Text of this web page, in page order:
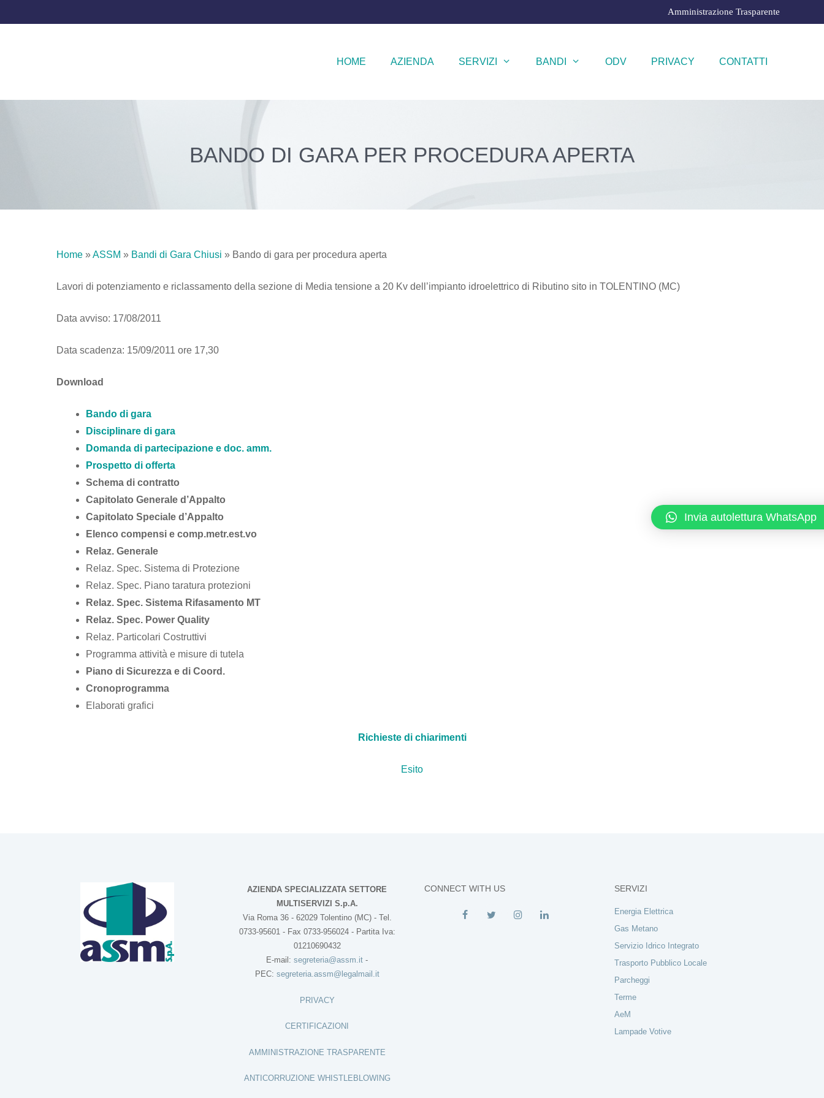
Amministrazione Trasparente
HOME AZIENDA SERVIZI BANDI ODV PRIVACY CONTATTI
BANDO DI GARA PER PROCEDURA APERTA
Home »ASSM » Bandi di Gara Chiusi » Bando di gara per procedura aperta
Lavori di potenziamento e riclassamento della sezione di Media tensione a 20 Kv dell’impianto idroelettrico di Ributino sito in TOLENTINO (MC)
Data avviso: 17/08/2011
Data scadenza: 15/09/2011 ore 17,30
Download
Bando di gara
Disciplinare di gara
Domanda di partecipazione e doc. amm.
Prospetto di offerta
Schema di contratto
Capitolato Generale d’Appalto
Capitolato Speciale d’Appalto
Elenco compensi e comp.metr.est.vo
Relaz. Generale
Relaz. Spec. Sistema di Protezione
Relaz. Spec. Piano taratura protezioni
Relaz. Spec. Sistema Rifasamento MT
Relaz. Spec. Power Quality
Relaz. Particolari Costruttivi
Programma attività e misure di tutela
Piano di Sicurezza e di Coord.
Cronoprogramma
Elaborati grafici
Richieste di chiarimenti
Esito
AZIENDA SPECIALIZZATA SETTORE
MULTISERVIZI S.p.A.
Via Roma 36 - 62029 Tolentino (MC) - Tel.
0733-95601 - Fax 0733-956024 - Partita Iva:
01210690432
E-mail: segreteria@assm.it -
PEC: segreteria.assm@legalmail.it
PRIVACY
CERTIFICAZIONI
AMMINISTRAZIONE TRASPARENTE
ANTICORRUZIONE WHISTLEBLOWING
CONNECT WITH US SERVIZI
Energia Elettrica
Gas Metano
Servizio Idrico Integrato
Trasporto Pubblico Locale
Parcheggi
Terme
AeM
Lampade Votive
Invia autolettura WhatsApp